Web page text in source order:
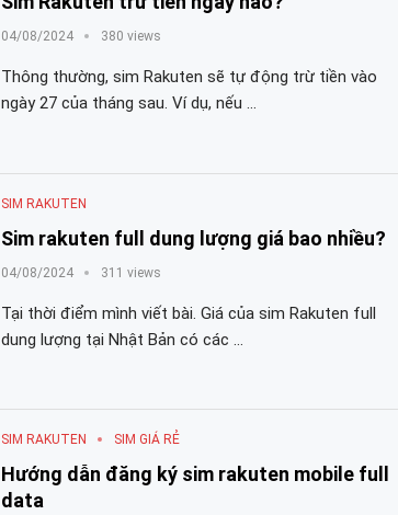
04/08/2024 380 views
Thông thường, sim Rakuten sẽ tự động trừ tiền vào
ngày 27 của tháng sau. Ví dụ, nếu …
SIM RAKUTEN
Sim rakuten full dung lượng giá bao nhiều?
04/08/2024 311 views
Tại thời điểm mình viết bài. Giá của sim Rakuten full
dung lượng tại Nhật Bản có các …
SIM RAKUTEN SIM GIÁ RẺ
Hướng dẫn đăng ký sim rakuten mobile full
data